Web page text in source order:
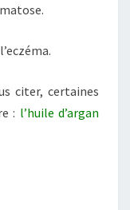
citer, certaines
: l’huile d’argan